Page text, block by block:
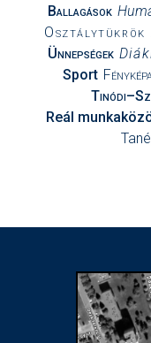
Ballagások
Osztálytükrök
Ünnepségek
Sport
Reál